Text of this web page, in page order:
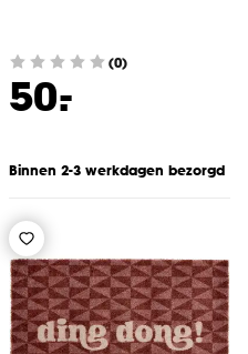
(0)
50.
-
Binnen 2-3 werkdagen bezorgd